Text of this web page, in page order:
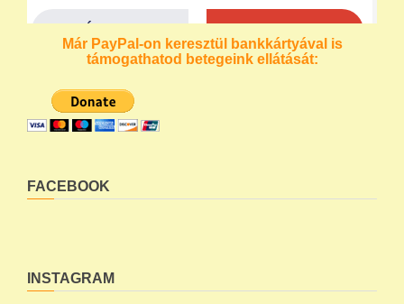
Már PayPal-on keresztül bankkártyával is
támogathatod betegeink ellátását:
FACEBOOK
INSTAGRAM